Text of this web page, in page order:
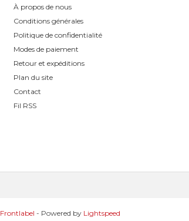
À propos de nous
Conditions générales
Politique de confidentialité
Modes de paiement
Retour et expéditions
Plan du site
Contact
Fil RSS
Frontlabel - Powered by Lightspeed